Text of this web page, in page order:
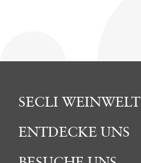
SECLI WEINWELT
ENTDECKE UNS